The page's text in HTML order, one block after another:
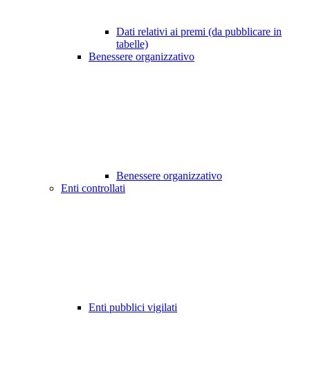
Dati relativi ai premi (da pubblicare in
tabelle)
Benessere organizzativo
Benessere organizzativo
Enti controllati
Enti pubblici vigilati